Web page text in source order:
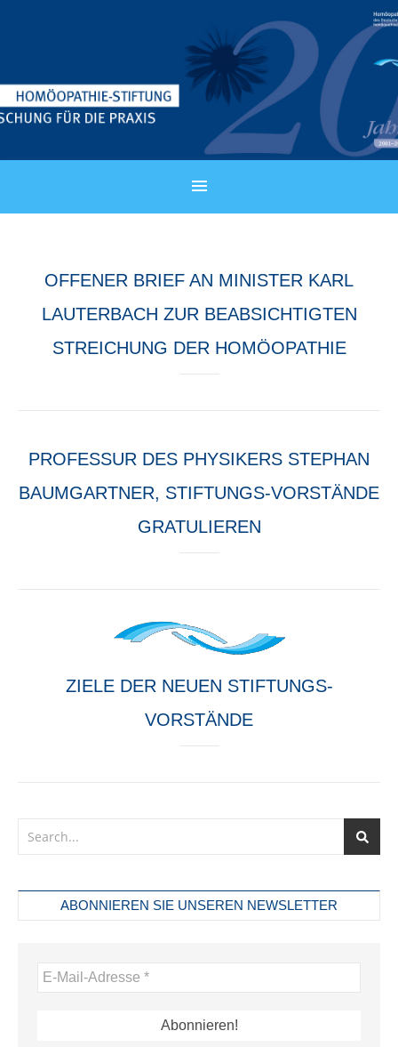
OFFENER BRIEF AN MINISTER KARL
LAUTERBACH ZUR BEABSICHTIGTEN
STREICHUNG DER HOMÖOPATHIE
PROFESSUR DES PHYSIKERS STEPHAN
BAUMGARTNER, STIFTUNGS-VORSTÄNDE
GRATULIEREN
ZIELE DER NEUEN STIFTUNGS-
VORSTÄNDE
ABONNIEREN SIE UNSEREN NEWSLETTER